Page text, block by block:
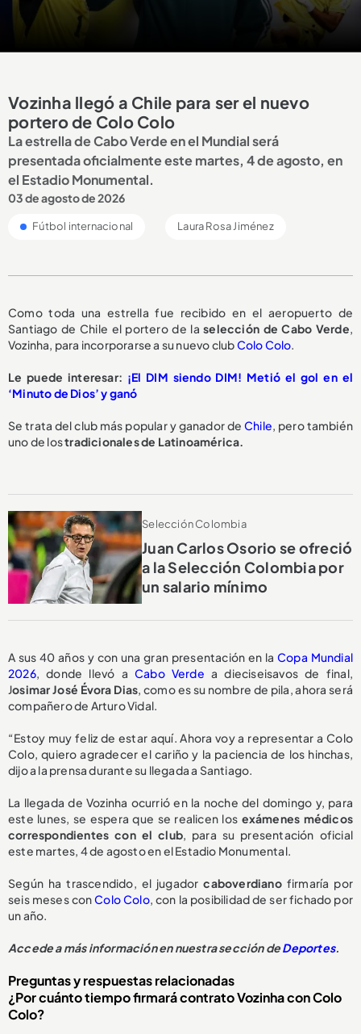
Vozinha llegó a Chile para ser el nuevo
portero de Colo Colo
La estrella de Cabo Verde en el Mundial será
presentada oficialmente este martes, 4 de agosto, en
el Estadio Monumental.
03 de agosto de 2026
Fútbol internacional Laura Rosa Jiménez
Como toda una estrella fue recibido en el aeropuerto de
Santiago de Chile el portero de laselección de Cabo Verde,
Vozinha, para incorporarse a su nuevo clubColo Colo.
Le puede interesar: ¡El DIM siendo DIM! Metió el gol en el
‘Minuto de Dios’ y ganó
Se trata del club más popular y ganador de Chile, pero también
uno de lostradicionales de Latinoamérica.
Selección Colombia
Juan Carlos Osorio se ofreció
a la Selección Colombia por
un salario mínimo
A sus 40 años y con una gran presentación en laCopa Mundial
2026, donde llevó a Cabo Verde a dieciseisavos de final,
Josimar José Évora Dias, como es su nombre de pila, ahora será
compañero de Arturo Vidal.
“Estoy muy feliz de estar aquí. Ahora voy a representar a Colo
Colo, quiero agradecer el cariño y la paciencia de los hinchas,
dijo a la prensa durante su llegada a Santiago.
La llegada de Vozinha ocurrió en la noche del domingo y, para
este lunes, se espera que se realicen los exámenes médicos
correspondientes con el club, para su presentación oficial
este martes, 4 de agosto en el Estadio Monumental.
Según ha trascendido, el jugadorcaboverdianofirmaría por
seis meses conColo Colo, con la posibilidad de ser fichado por
un año.
Accede a más información en nuestra sección deDeportes.
Preguntas y respuestas relacionadas
¿Por cuánto tiempo firmará contrato Vozinha con Colo
Colo?